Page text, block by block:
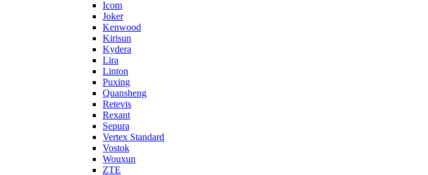
Icom
Joker
Kenwood
Kirisun
Kydera
Lira
Linton
Puxing
Quansheng
Retevis
Rexant
Sepura
Vertex Standard
Vostok
Wouxun
ZTE